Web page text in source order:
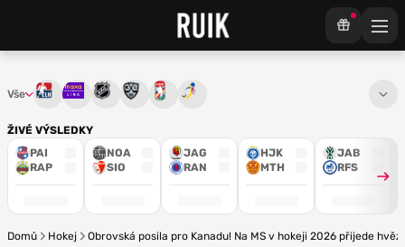
ŽIVÉ VÝSLEDKY
PAI
RAP
NOA
SIO
JAG
RAN
HJK
MTH
JAB
RFS
Vše Tipsport extraliga
Maxa ligaNHL KHL Mistrovství světa
Domů Hokej Obrovská posila pro Kanadu! Na MS v hokeji 2026 přijede